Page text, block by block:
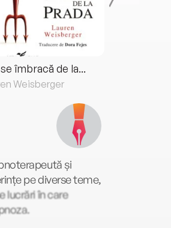
îmbracă de la...
Weisberger
și
pe diverse teme,
lucrări în care